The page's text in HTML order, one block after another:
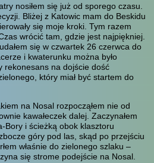
nosiłem się już od sporego czasu.
Bliżej z Katowic mam do Beskidu
się moje kroki. Tym razem
wrócić tam, gdzie jest najpiękniej.
się w czwartek 26 czerwca do
i kwaterunku można było
rekonesans na dojście dość
który miał być startem do
na Nosal rozpocząłem nie od
kawałeczek dalej. Zaczynałem
Bory i ścieżką obok klasztoru
góry pod las, skąd po przejściu
właśnie do zielonego szlaku –
się strome podejście na Nosal.